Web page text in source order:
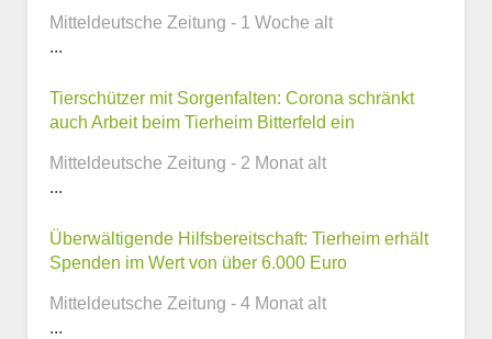
E-Mail-Adresse
Telefonnummer
Mitteldeutsche Zeitung - 1 Woche alt
...
Tierschützer mit Sorgenfalten: Corona schränkt
auch Arbeit beim Tierheim Bitterfeld ein
Mitteldeutsche Zeitung - 2 Monat alt
...
Überwältigende Hilfsbereitschaft: Tierheim erhält
Spenden im Wert von über 6.000 Euro
Mitteldeutsche Zeitung - 4 Monat alt
...